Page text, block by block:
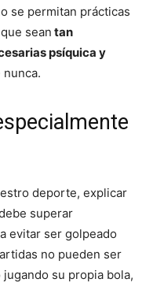
se permitan prácticas
que sean tan
psíquica y
nunca.
deporte, explicar
superar
evitar ser golpeado
no pueden ser
su propia bola,